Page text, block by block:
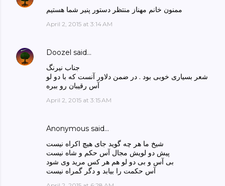
ممنون خانم مهناز منتظر دستور پنیر شما هستیم
April 2, 2015 at 3:14 AM
Doozel said…
جناب نیرنگ
شعر بسیاری خوبی بود . در ضمن دلاور آنست که با دو لو
آس رقیبان رو ببره
April 2, 2015 at 3:15 AM
Anonymous said…
شیخ ما هر چه گوید جای هیچ اکراه نیست
پیش دو لویش مجال آس حکم و شاه نیست
بی آس و بی دو لو هم هر کس مرید وی شود
آس حکمت را بیابد و دگر گمراه نیست